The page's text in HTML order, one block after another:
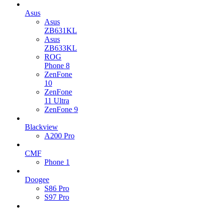
Asus
Asus
ZB631KL
Asus
ZB633KL
ROG
Phone 8
ZenFone
10
ZenFone
11 Ultra
ZenFone 9
Blackview
A200 Pro
CMF
Phone 1
Doogee
S86 Pro
S97 Pro